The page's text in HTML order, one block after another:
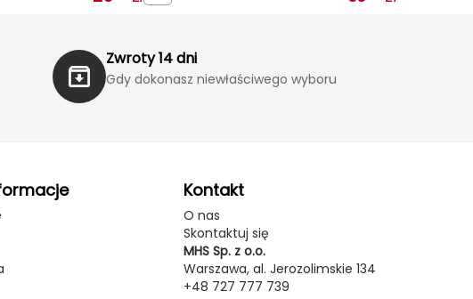
Zwroty 14 dni
Gdy dokonasz niewłaściwego wyboru
Kontakt
O nas
Skontaktuj się
MHS Sp. z o.o.
Warszawa, al. Jerozolimskie 134
+48 727 777 739